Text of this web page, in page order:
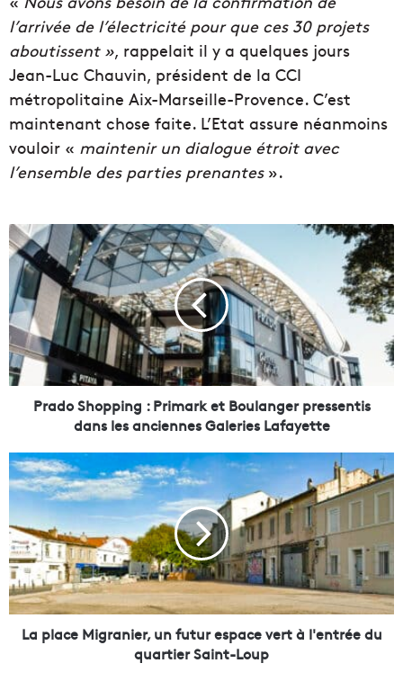
l’arrivée de l’électricité pour que ces 30 projets
aboutissent », rappelait il y a quelques jours
Jean-Luc Chauvin, président de la CCI
métropolitaine Aix-Marseille-Provence. C’est
maintenant chose faite. L’Etat assure néanmoins
vouloir « maintenir un dialogue étroit avec
l’ensemble des parties prenantes».
P
r
a
d
o
S
h
o
p
g
:
r
i
m
a
r
k
Prado Shopping : Primark et Boulanger pressentis
dans les anciennes Galeries Lafayette
L
a
p
l
a
c
e
M
i
La place Migranier, un futur espace vert à l'entrée du
quartier Saint-Loup